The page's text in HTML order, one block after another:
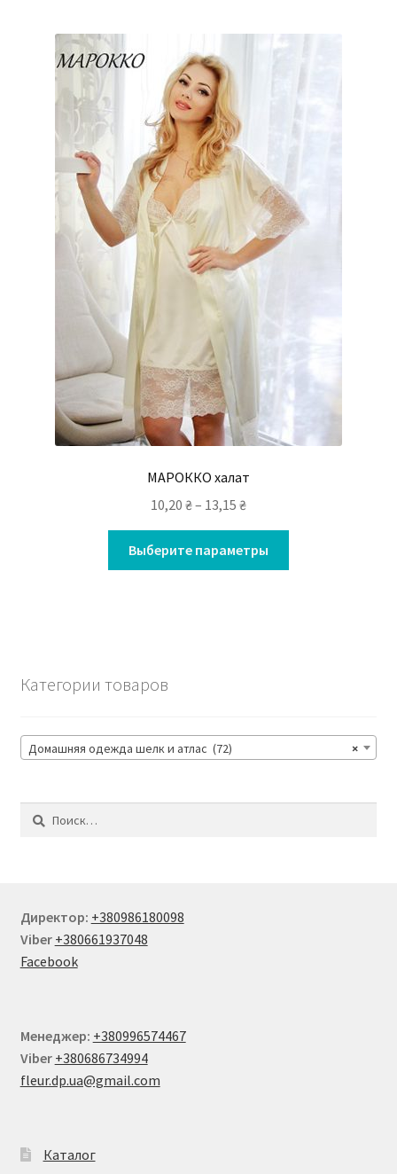
МАРОККО халат
10,20 ₴– 13,15 ₴
Выберите параметры
Категории товаров
×
Домашняя одежда шелк и атлас (72)
Найти:
Директор: +380986180098
Viber +380661937048
Facebook
Менеджер: +380996574467
Viber +380686734994
fleur.dp.ua@gmail.com
Каталог